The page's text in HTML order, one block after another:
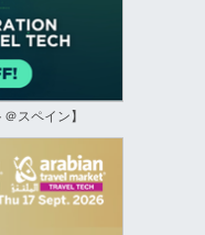
スペイン】